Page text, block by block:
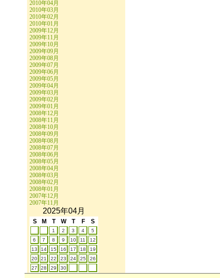
2010年04月
2010年03月
2010年02月
2010年01月
2009年12月
2009年11月
2009年10月
2009年09月
2009年08月
2009年07月
2009年06月
2009年05月
2009年04月
2009年03月
2009年02月
2009年01月
2008年12月
2008年11月
2008年10月
2008年09月
2008年08月
2008年07月
2008年06月
2008年05月
2008年04月
2008年03月
2008年02月
2008年01月
2007年12月
2007年11月
2025年04月
S M T W T F S
1 2 3 4
5
6
7 8 9 10 11
12
13
14 15 16 17 18
19
20
21 22 23 24 25
26
27
28 29 30